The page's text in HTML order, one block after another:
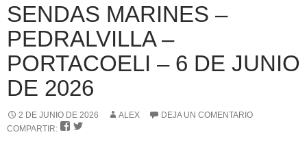
SENDAS MARINES –
PEDRALVILLA –
PORTACOELI – 6 DE JUNIO
DE 2026
2 DE JUNIO DE 2026 ALEX
DEJA UN COMENTARIO
COMPARTIR:
 